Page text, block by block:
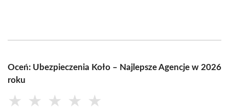
Oceń: Ubezpieczenia Koło – Najlepsze Agencje w 2026
roku
★ ★ ★ ★ ★